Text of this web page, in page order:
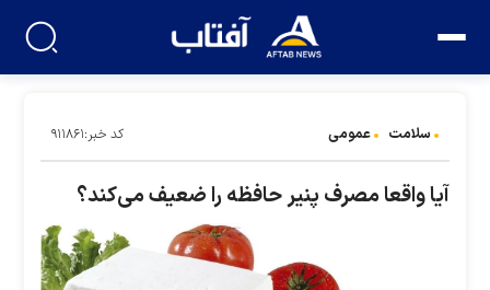
سلامت عمومی کد خبر:۹۱۱۸۶۱
آیا واقعا مصرف پنیر حافظه را ضعیف می‌کند؟